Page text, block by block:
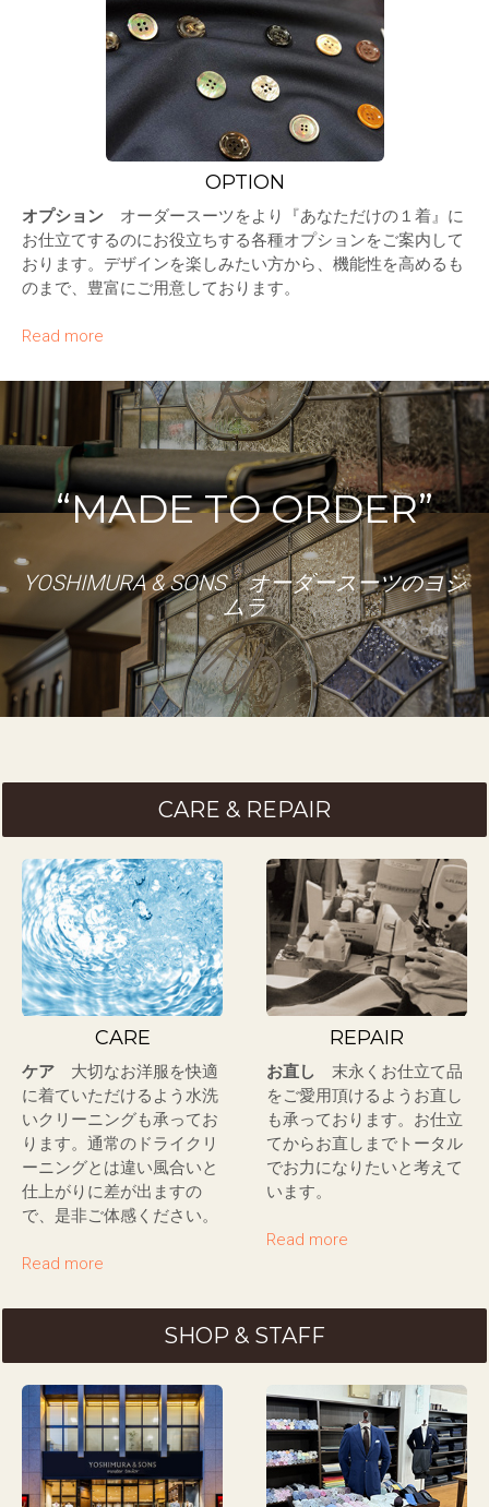
OPTION
オプション オーダースーツをより『あなただけの１着』に
お仕立てするのにお役立ちする各種オプションをご案内して
おります。デザインを楽しみたい方から、機能性を高めるも
のまで、豊富にご用意しております。
Read more
“MADE TO ORDER”
YOSHIMURA & SONS オーダースーツのヨシ
ムラ
CARE & REPAIR
CARE
ケア 大切なお洋服を快適
に着ていただけるよう水洗
いクリーニングも承ってお
ります。通常のドライクリ
ーニングとは違い風合いと
仕上がりに差が出ますの
で、是非ご体感ください。
Read more
REPAIR
お直し 末永くお仕立て品
をご愛用頂けるようお直し
も承っております。お仕立
てからお直しまでトータル
でお力になりたいと考えて
います。
Read more
SHOP & STAFF